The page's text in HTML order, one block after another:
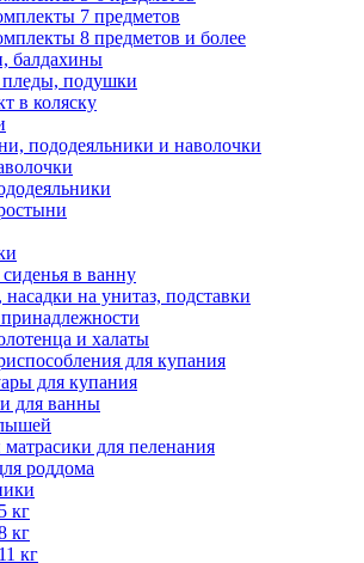
7 предметов
8 предметов и более
балдахины
пледы, подушки
в коляску
пододеяльники и наволочки
в ванну
на унитаз, подставки
и халаты
для купания
для купания
для ванны
для пеленания
роддома
кг
кг
кг